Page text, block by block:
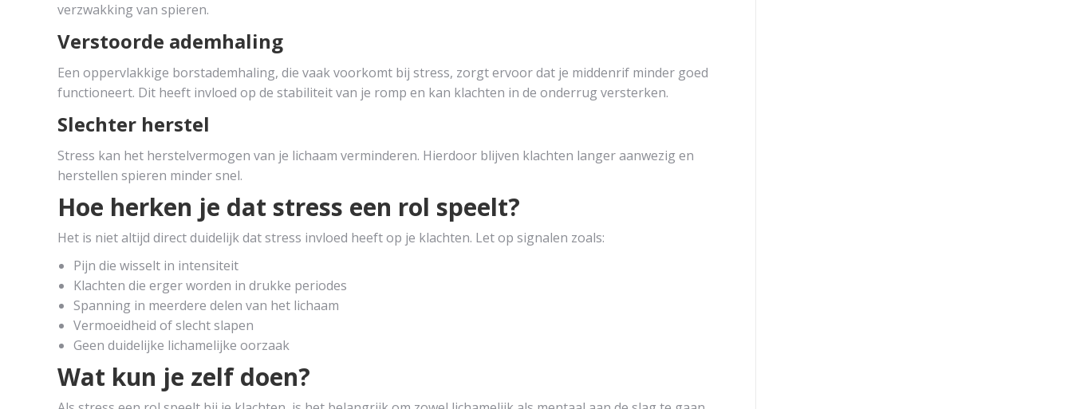
verzwakking van spieren.
Verstoorde ademhaling
Een oppervlakkige borstademhaling, die vaak voorkomt bij stress, zorgt ervoor dat je middenrif minder goed
functioneert. Dit heeft invloed op de stabiliteit van je romp en kan klachten in de onderrug versterken.
Slechter herstel
Stress kan het herstelvermogen van je lichaam verminderen. Hierdoor blijven klachten langer aanwezig en
herstellen spieren minder snel.
Hoe herken je dat stress een rol speelt?
Het is niet altijd direct duidelijk dat stress invloed heeft op je klachten. Let op signalen zoals:
Pijn die wisselt in intensiteit
Klachten die erger worden in drukke periodes
Spanning in meerdere delen van het lichaam
Vermoeidheid of slecht slapen
Geen duidelijke lichamelijke oorzaak
Wat kun je zelf doen?